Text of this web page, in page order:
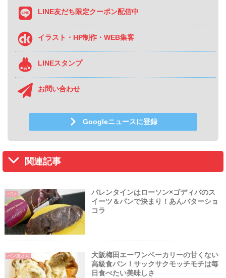
LINE友だち限定クーポン配信中
イラスト・HP制作・WEB集客
LINEスタンプ
お問い合わせ
Googleニュースに登録
関連記事
パン
バレンタインはローソン×ゴディバのス
イーツ＆パンで決まり！あんバターショ
コラ
パン屋さん
大阪梅田エーワンベーカリーの甘くない
高級食パン！サックサクモッチモチは毎
日食べたい美味しさ